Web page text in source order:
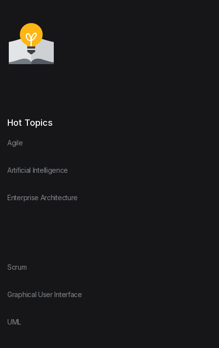
Hot Topics
Agile
Artificial Intelligence
Enterprise Architecture
Scrum
Graphical User Interface
UML